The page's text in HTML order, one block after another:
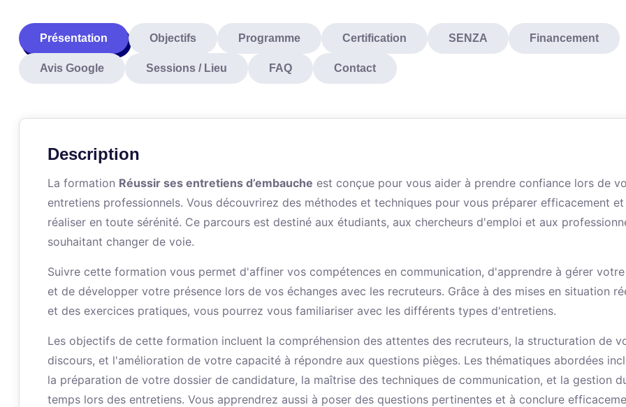
Présentation Objectifs Programme Certification SENZA Financement
Avis Google Sessions / Lieu FAQ Contact
Description
La formation Réussir ses entretiens d’embauche est conçue pour vous aider à prendre confiance lors de
entretiens professionnels. Vous découvrirez des méthodes et techniques pour vous préparer efficacement
réaliser en toute sérénité. Ce parcours est destiné aux étudiants, aux chercheurs d'emploi et aux
souhaitant changer de voie.
Suivre cette formation vous permet d'affiner vos compétences en communication, d'apprendre à gérer
et de développer votre présence lors de vos échanges avec les recruteurs. Grâce à des mises en situation
et des exercices pratiques, vous pourrez vous familiariser avec les différents types d'entretiens.
Les objectifs de cette formation incluent la compréhension des attentes des recruteurs, la structuration de
discours, et l'amélioration de votre capacité à répondre aux questions pièges. Les thématiques abordées
la préparation de votre dossier de candidature, la maîtrise des techniques de communication, et la gestion
temps lors des entretiens. Vous apprendrez aussi à poser des questions pertinentes et à conclure